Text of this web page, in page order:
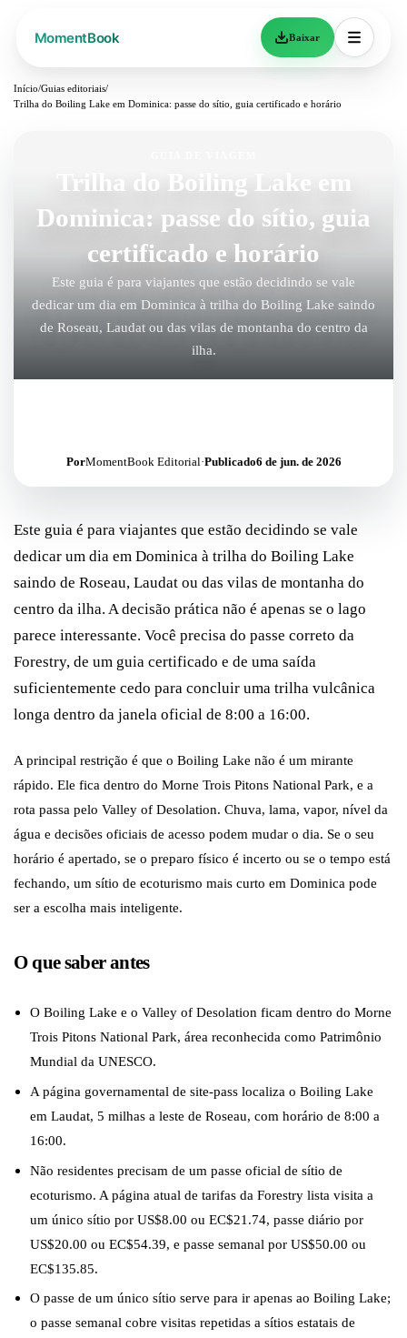
Baixar
Início/Guias editoriais/
Trilha do Boiling Lake em Dominica: passe do sítio, guia certificado e horário
Trilha do Boiling Lake em
Dominica: passe do sítio, guia
certificado e horário
Este guia é para viajantes que estão decidindo se vale
dedicar um dia em Dominica à trilha do Boiling Lake saindo
de Roseau, Laudat ou das vilas de montanha do centro da
ilha.
PorMomentBook Editorial·Publicado6 de jun. de 2026
Este guia é para viajantes que estão decidindo se vale
dedicar um dia em Dominica à trilha do Boiling Lake
saindo de Roseau, Laudat ou das vilas de montanha do
centro da ilha. A decisão prática não é apenas se o lago
parece interessante. Você precisa do passe correto da
Forestry, de um guia certificado e de uma saída
suficientemente cedo para concluir uma trilha vulcânica
longa dentro da janela oficial de 8:00 a 16:00.
A principal restrição é que o Boiling Lake não é um mirante
rápido. Ele fica dentro do Morne Trois Pitons National Park, e a
rota passa pelo Valley of Desolation. Chuva, lama, vapor, nível da
água e decisões oficiais de acesso podem mudar o dia. Se o seu
horário é apertado, se o preparo físico é incerto ou se o tempo está
fechando, um sítio de ecoturismo mais curto em Dominica pode
ser a escolha mais inteligente.
O que saber antes
O Boiling Lake e o Valley of Desolation ficam dentro do Morne
Trois Pitons National Park, área reconhecida como Patrimônio
Mundial da UNESCO.
A página governamental de site-pass localiza o Boiling Lake
em Laudat, 5 milhas a leste de Roseau, com horário de 8:00 a
16:00.
Não residentes precisam de um passe oficial de sítio de
ecoturismo. A página atual de tarifas da Forestry lista visita a
um único sítio por US$8.00 ou EC$21.74, passe diário por
US$20.00 ou EC$54.39, e passe semanal por US$50.00 ou
EC$135.85.
O passe de um único sítio serve para ir apenas ao Boiling Lake;
o passe semanal cobre visitas repetidas a sítios estatais de